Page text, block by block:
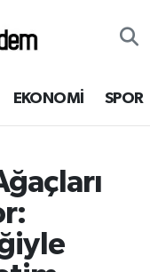
EKONOMİ SPOR